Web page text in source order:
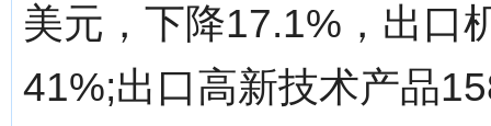
美元，下降17.1%，出口
41%;出口高新技术产品